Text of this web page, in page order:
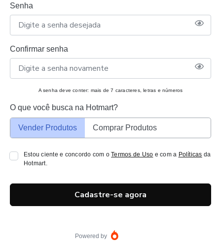
Senha
Confirmar senha
A senha deve conter: mais de 7 caracteres, letras e números
O que você busca na Hotmart?
Vender Produtos Comprar Produtos
Estou ciente e concordo com oTermos de Uso e com a Políticas da
Hotmart.
Cadastre-se agora
Powered by